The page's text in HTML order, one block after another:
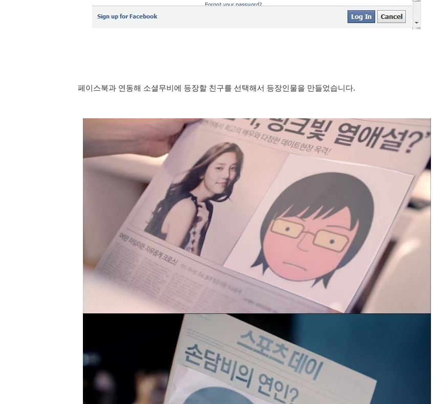
페이스북과 연동해 소셜무비에 등장할 친구를 선택해서 등장인물을 만들었습니다.